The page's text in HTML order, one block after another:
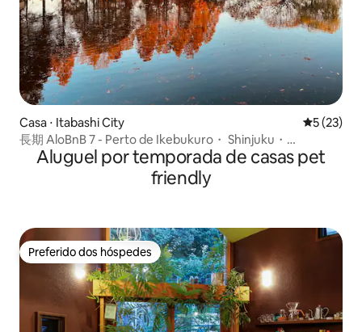
Casa ⋅ Itabashi City 5 de uma
5 (23)
長期 AloBnB 7 - Perto de Ikebukuro・ Shinjuku・
Shibuya・ Ueno
Aluguel por temporada de casas pet
friendly
Preferido dos hóspedes
Preferido dos hóspedes